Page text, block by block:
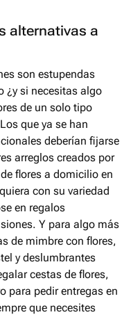
alternativas a
son estupendas
¿y si necesitas algo
de un solo tipo
que ya se han
deberían fijarse
arreglos creados por
flores a domicilio en
con su variedad
en regalos
Y para algo más
de mimbre con flores,
y deslumbrantes
cestas de flores,
para pedir entregas en
que necesites